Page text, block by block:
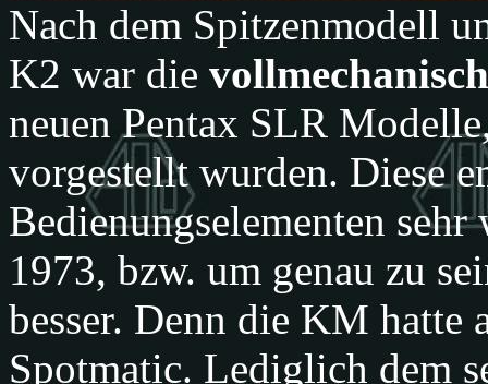
Nach dem Spitzenmodell
K2 war die
neuen Pentax SLR
vorgestellt wurden. Diese
Bedienungselementen
1973, bzw. um genau zu
besser. Denn die KM hatte
Spotmatic. Lediglich dem